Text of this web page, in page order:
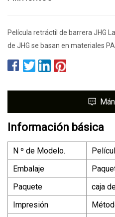
Película retráctil de barrera JHG
de JHG se basan en materiales
Información básica
N º de Modelo.
Embalaje
Paquete
caja
Impresión